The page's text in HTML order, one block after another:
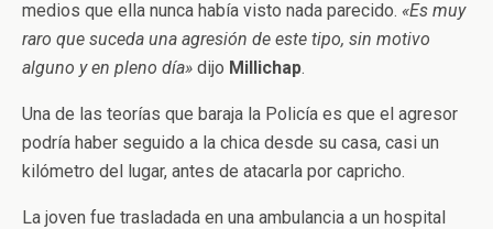
medios que ella nunca había visto nada parecido. «Es muy
raro que suceda una agresión de este tipo, sin motivo
alguno y en pleno día» dijo Millichap.
Una de las teorías que baraja la Policía es que el agresor
podría haber seguido a la chica desde su casa, casi un
kilómetro del lugar, antes de atacarla por capricho.
La joven fue trasladada en una ambulancia a un hospital